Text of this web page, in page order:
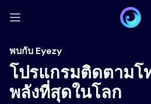
เข้าสู่ระบบ
ตัวอย่างการใช้
คุณสมบัติ
พบกับ Eyezy
โปรแกรมติดตามโ
พลังที่สุดในโลก